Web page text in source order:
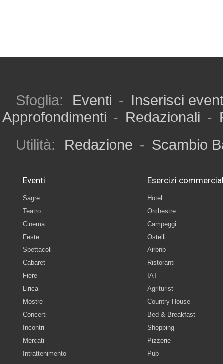
Sfoglia: Eventi - Inserisci
Approfondimenti - Redazionali -
Utilità:
Redazione - Scambio
Eventi
Sagre
Teatro
Cinema
Feste
Spettacoli
Cabaret
Fiere
Lirica
Mostre
Concerti
Incontri
Mercati
Intrattenimento
Esercizi
Hotel
Orchestre
Campeggi
Ostelli
Airbnb
Ristoranti
IAT
Agriturist
Country House
Bed & Breakfast
Shopping
Pizzerie
Pub